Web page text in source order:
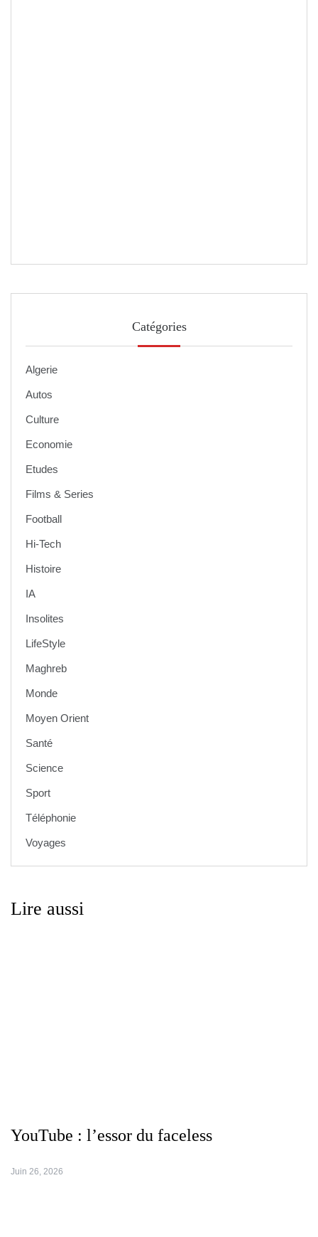
Catégories
Algerie
Autos
Culture
Economie
Etudes
Films & Series
Football
Hi-Tech
Histoire
IA
Insolites
LifeStyle
Maghreb
Monde
Moyen Orient
Santé
Science
Sport
Téléphonie
Voyages
Lire aussi
YouTube : l’essor du faceless
Juin 26, 2026